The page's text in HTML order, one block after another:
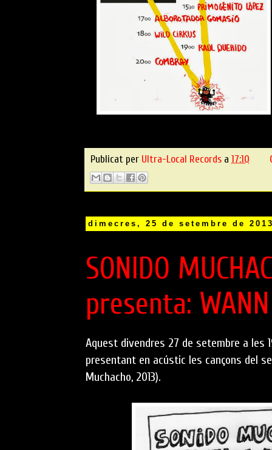
Publicat per Ultra-Local Records a 17:10
dimecres, 25 de setembre de
SONIDO
presenta: WANN
Aquest divendres 27 de setembre a les
presentant en acústic les cançons del
Muchacho, 2013).